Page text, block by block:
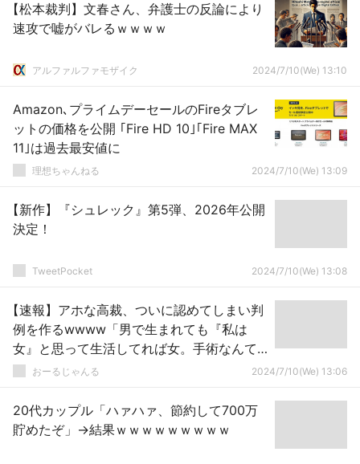
【松本裁判】文春さん、弁護士の反論により
速攻で嘘がバレるｗｗｗｗ
アルファルファモザイク 2024/7/10(We) 13:10
Amazon､プライムデーセールのFireタブレ
ットの価格を公開 ｢Fire HD 10｣｢Fire MAX
11｣は過去最安値に
理想ちゃんねる 2024/7/10(We) 13:09
【新作】『シュレック』第5弾、2026年公開
決定！
TweetPocket 2024/7/10(We) 13:08
【速報】アホな高裁、ついに認めてしまい判
例を作るwwww「男で生まれても『私は
女』と思って生活してれば女。手術なんて
不要」おーるじゃんる 2024/7/10(We) 13:06
20代カップル「ハァハァ、節約して700万
貯めたぞ」→結果ｗｗｗｗｗｗｗｗｗ